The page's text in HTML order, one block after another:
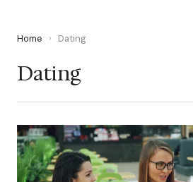
Home › Dating
Dating